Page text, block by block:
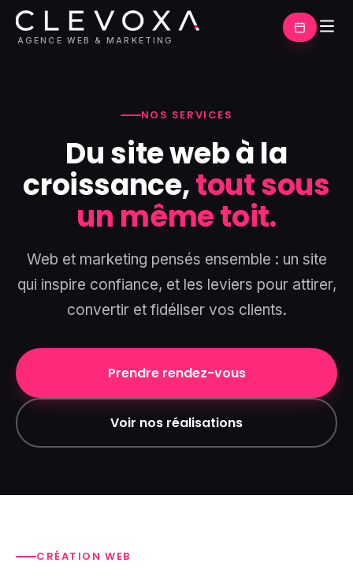
AGENCE WEB & MARKETING
NOS SERVICES
Du site web à la
croissance,tout sous
un même toit.
Web et marketing pensés ensemble : un site
qui inspire confiance, et les leviers pour attirer,
convertir et fidéliser vos clients.
Prendre rendez-vous
Voir nos réalisations
CRÉATION WEB